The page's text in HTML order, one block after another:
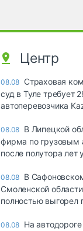
Центр
08.08 Страховая
суд в Туле требует
автоперевозчика
08.08 В Липецкой
фирма по грузовым
после полутора лет
08.08 В
Смоленской
полностью выгорел
08.08 На